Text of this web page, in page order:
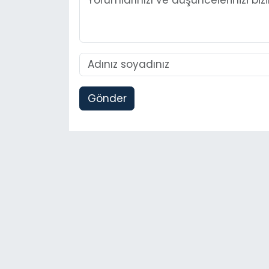
Gönder